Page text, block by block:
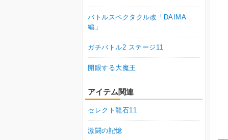
バトルスペクタクル改「DAIMA
編」
ガチバトル2 ステージ11
開眼する大魔王
アイテム関連
セレクト龍石11
激闘の記憶